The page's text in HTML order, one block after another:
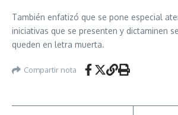
También enfatizó que se pone especial
iniciativas que se presenten y dictaminen
queden en letra muerta.
Compartir nota